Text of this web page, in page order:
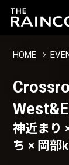
HOME
神近まり
ち × 岡部